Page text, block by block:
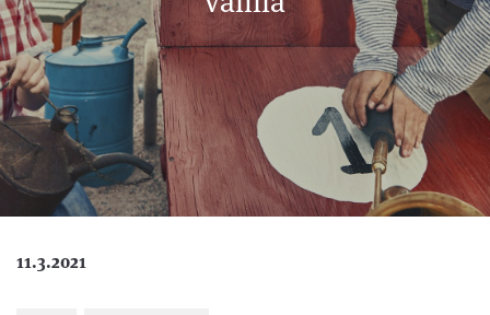
11.3.2021